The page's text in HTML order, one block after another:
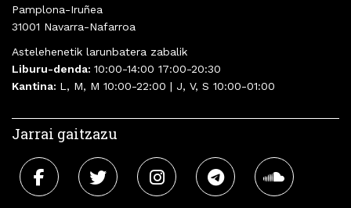
Pamplona-Iruñea
31001 Navarra-Nafarroa
Astelehenetik larunbatera zabalik
Liburu-denda: 10:00-14:00 17:00-20:30
Kantina: L, M, M 10:00-22:00 | J, V, S 10:00-01:00
Jarrai gaitzazu